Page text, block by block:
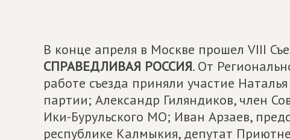
В конце апреля в Москве прошел VIII
СПРАВЕДЛИВАЯ РОССИЯ. От
работе съезда приняли участие
партии; Александр Гиляндиков, член
Ики-Бурульского МО; Иван Арзаев,
республике Калмыкия, депутат